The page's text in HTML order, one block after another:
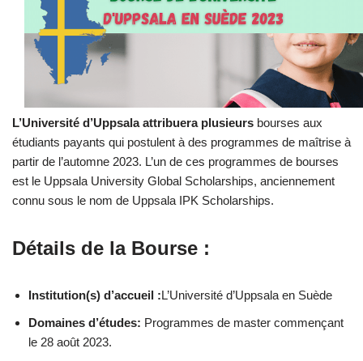
L’Université d’Uppsala attribuera plusieurs bourses aux
étudiants payants qui postulent à des programmes de maîtrise à
partir de l’automne 2023. L’un de ces programmes de bourses
est le Uppsala University Global Scholarships, anciennement
connu sous le nom de Uppsala IPK Scholarships.
Détails de la Bourse :
Institution(s) d’accueil :L’Université d’Uppsala en Suède
Domaines d’études: Programmes de master commençant
le 28 août 2023.